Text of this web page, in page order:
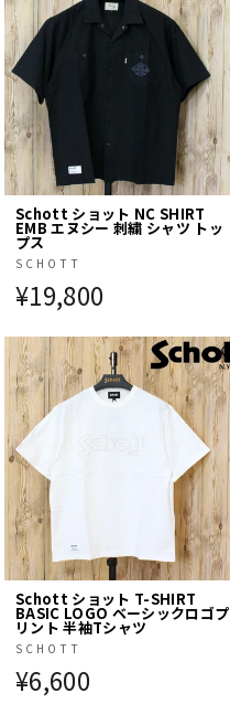
Schott ショット NC SHIRT
EMB エヌシー 刺繍 シャツ トッ
プス
SCHOTT
¥19,800
Schott ショット T-SHIRT
BASIC LOGO ベーシックロゴプ
リント 半袖Tシャツ
SCHOTT
¥6,600